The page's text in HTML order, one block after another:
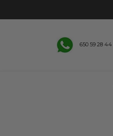
650 59 28 44